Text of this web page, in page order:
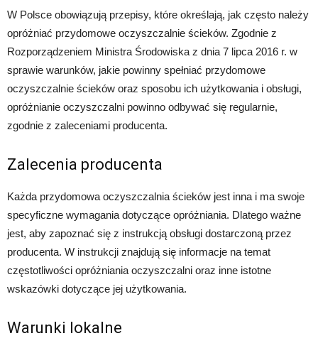
W Polsce obowiązują przepisy, które określają, jak często należy
opróżniać przydomowe oczyszczalnie ścieków. Zgodnie z
Rozporządzeniem Ministra Środowiska z dnia 7 lipca 2016 r. w
sprawie warunków, jakie powinny spełniać przydomowe
oczyszczalnie ścieków oraz sposobu ich użytkowania i obsługi,
opróżnianie oczyszczalni powinno odbywać się regularnie,
zgodnie z zaleceniami producenta.
Zalecenia producenta
Każda przydomowa oczyszczalnia ścieków jest inna i ma swoje
specyficzne wymagania dotyczące opróżniania. Dlatego ważne
jest, aby zapoznać się z instrukcją obsługi dostarczoną przez
producenta. W instrukcji znajdują się informacje na temat
częstotliwości opróżniania oczyszczalni oraz inne istotne
wskazówki dotyczące jej użytkowania.
Warunki lokalne